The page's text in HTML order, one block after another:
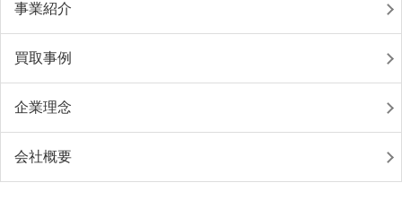
事業紹介
買取事例
企業理念
会社概要